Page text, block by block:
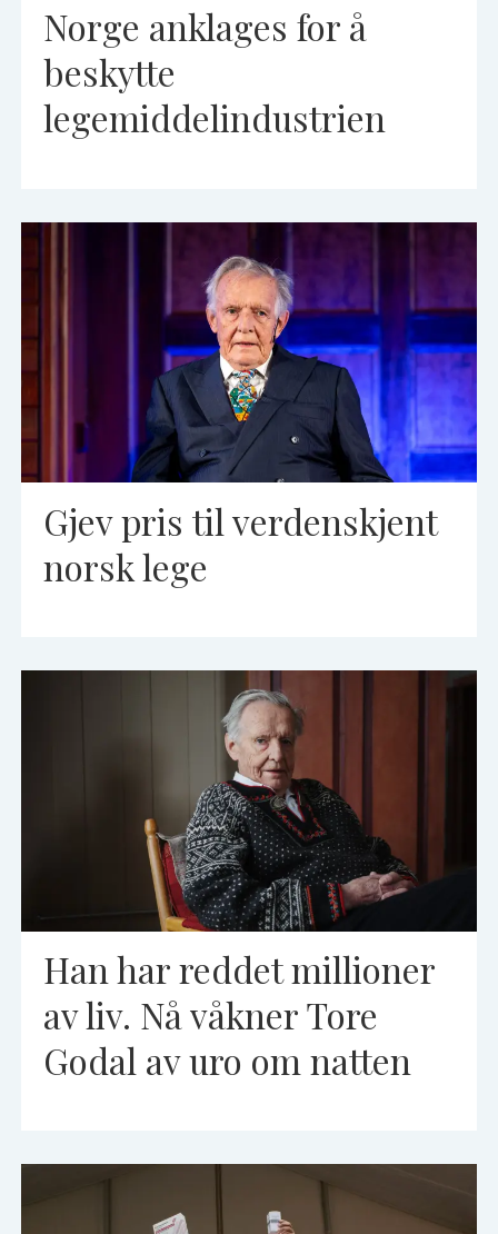
Norge anklages for å
beskytte
legemiddelindustrien
Gjev pris til verdenskjent
norsk lege
Han har reddet millioner
av liv. Nå våkner Tore
Godal av uro om natten